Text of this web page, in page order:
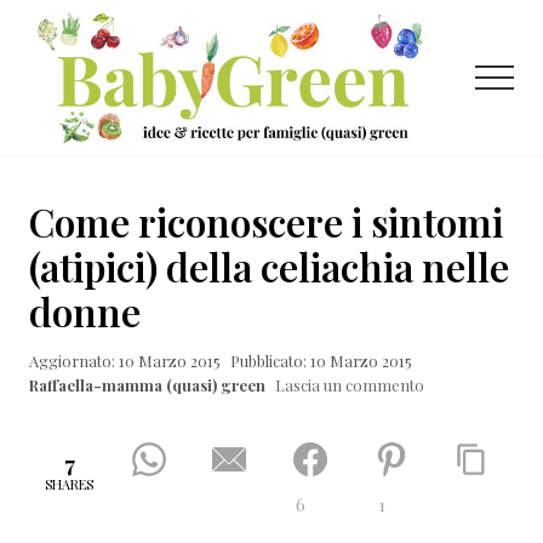
Menu
Passa
contenuto
principale
Passa
laterale
primaria
Passa
ricette
per
famiglie
(quasi)
green
Menu
Come riconoscere i sintomi
(atipici) della celiachia nelle
donne
Aggiornato: 10 Marzo 2015 Pubblicato: 10 Marzo 2015
Raffaella-mamma (quasi) green Lascia un commento
7
SHARES
6 1